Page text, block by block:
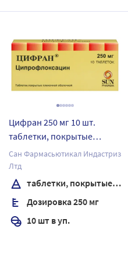
Цифран 250 мг 10 шт.
таблетки, покрытые
пленочной оболочкой
Сан Фармасьютикал Индастриз
Лтд
таблетки, покрытые пленочной оболочкой
Дозировка 250 мг
10 шт в уп.